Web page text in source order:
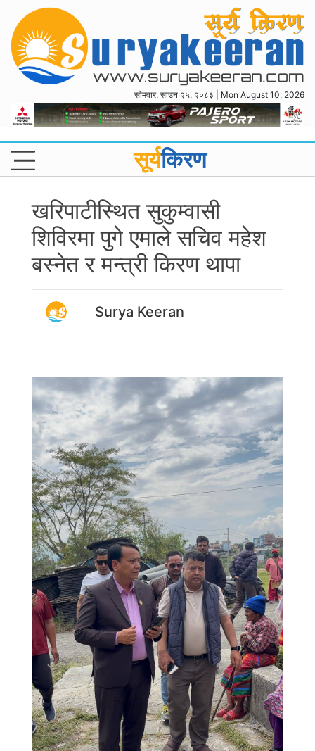
सोमवार, साउन २५, २०८३ | Mon August 10, 2026
सूर्यकिरण
खरिपाटीस्थित सुकुम्वासी
शिविरमा पुगे एमाले सचिव महेश
बस्नेत र मन्त्री किरण थापा
Surya Keeran